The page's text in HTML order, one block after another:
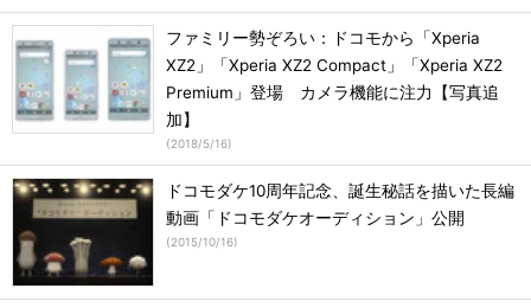
ファミリー勢ぞろい：ドコモから「Xperia
XZ2」「Xperia XZ2 Compact」「Xperia XZ2
Premium」登場 カメラ機能に注力【写真追
加】
(2018/5/16)
ドコモダケ10周年記念、誕生秘話を描いた長編
動画「ドコモダケオーディション」公開
(2015/10/16)